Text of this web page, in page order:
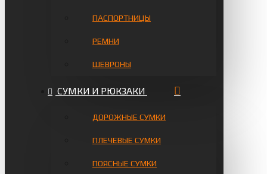
ПАСПОРТНИЦЫ
РЕМНИ
ШЕВРОНЫ
СУМКИ И РЮКЗАКИ
ДОРОЖНЫЕ СУМКИ
ПЛЕЧЕВЫЕ СУМКИ
ПОЯСНЫЕ СУМКИ